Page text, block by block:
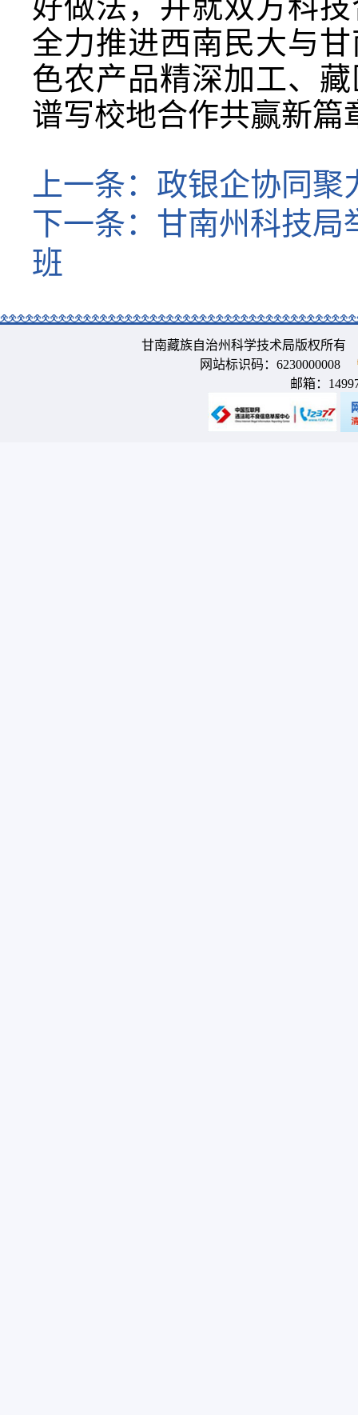
全力推进西南民大与
色农产品精深加工、
谱写校地合作共赢新篇
上一条： 政银企协同聚
下一条： 甘南州科技局
班
甘南藏族自治州科学技术局版权所
网站标识码：6230000008
邮箱：